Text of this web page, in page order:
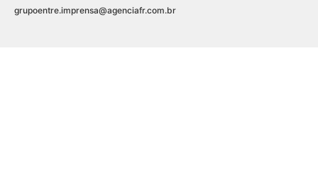
grupoentre.imprensa@agenciafr.com.br